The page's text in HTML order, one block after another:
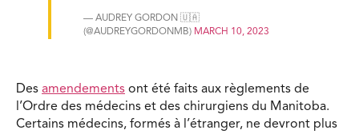
— AUDREY GORDON 🇺🇦
(@AUDREYGORDONMB) MARCH 10, 2023
Des amendements ont été faits aux règlements de
l’Ordre des médecins et des chirurgiens du Manitoba.
Certains médecins, formés à l’étranger, ne devront plus